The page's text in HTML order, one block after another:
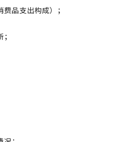
品支出构成）；